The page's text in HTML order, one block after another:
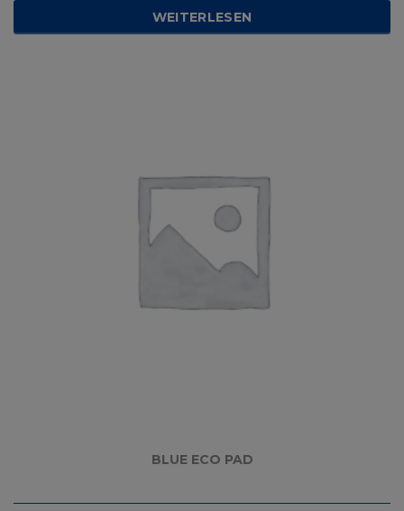
WEITERLESEN
BLUE ECO PAD